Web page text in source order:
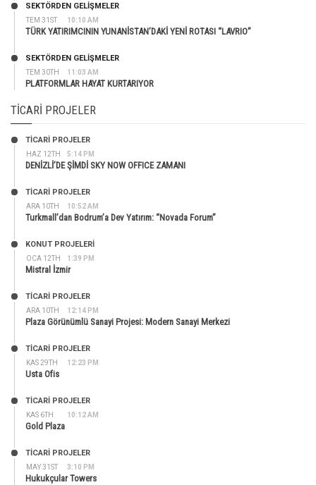
TEM 31ST 10:10 AM
SEKTÖRDEN GELIŞMELER
TÜRK YATIRIMCININ YUNANİSTAN’DAKİ YENİ ROTASI “LAVRIO”
TEM 30TH 11:03 AM
SEKTÖRDEN GELIŞMELER
PLATFORMLAR HAYAT KURTARIYOR
TICARI PROJELER
HAZ 12TH 5:14 PM
TİCARİ PROJELER
DENİZLİ’DE ŞİMDİ SKY NOW OFFICE ZAMANI
ARA 10TH 10:52 AM
TİCARİ PROJELER
Turkmall’dan Bodrum’a Dev Yatırım: “Novada Forum”
OCA 12TH 1:39 PM
KONUT PROJELERI
Mistral İzmir
ARA 10TH 12:14 PM
TİCARİ PROJELER
Plaza Görünümlü Sanayi Projesi: Modern Sanayi Merkezi
KAS 29TH 12:23 PM
TİCARİ PROJELER
Usta Ofis
KAS 6TH 10:12 AM
TİCARİ PROJELER
Gold Plaza
MAY 31ST 3:10 PM
TİCARİ PROJELER
Hukukçular Towers